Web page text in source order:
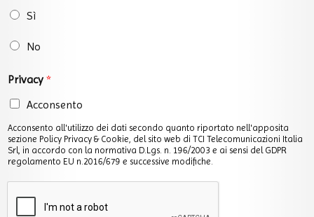
m
*
Sì
No
Privacy *
Acconsento
Acconsento all'utilizzo dei dati secondo quanto riportato nell'apposita
sezione Policy Privacy & Cookie, del sito web di TCI Telecomunicazioni Italia
Srl, in accordo con la normativa D.Lgs. n. 196/2003 e ai sensi del GDPR
regolamento EU n.2016/679 e successive modifiche.